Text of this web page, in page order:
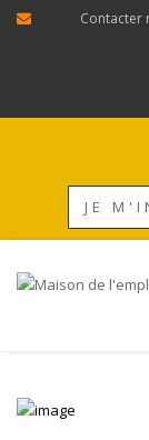
Contacter
JE